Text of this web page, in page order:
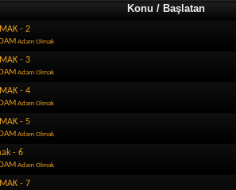
Konu / Başlatan
- 2
Adam Olmak
- 3
Adam Olmak
- 4
Adam Olmak
- 5
Adam Olmak
- 6
Adam Olmak
- 7